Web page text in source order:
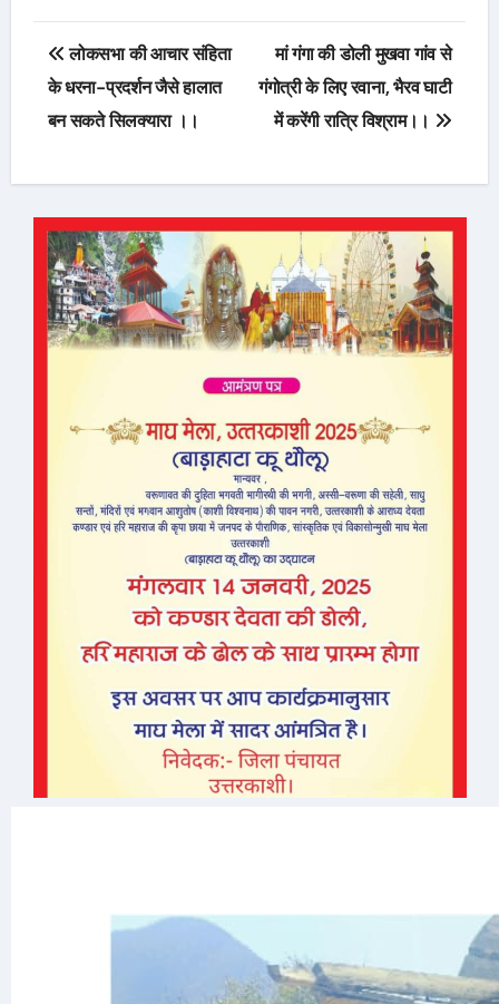
Post
navigation
लोकसभा की आचार संहिता
के धरना-प्रदर्शन जैसे हालात
बन सकते सिलक्यारा ।।
मां गंगा की डोली मुखवा गांव से
गंगोत्री के लिए रवाना, भैरव घाटी
में करेंगी रात्रि विश्राम।।